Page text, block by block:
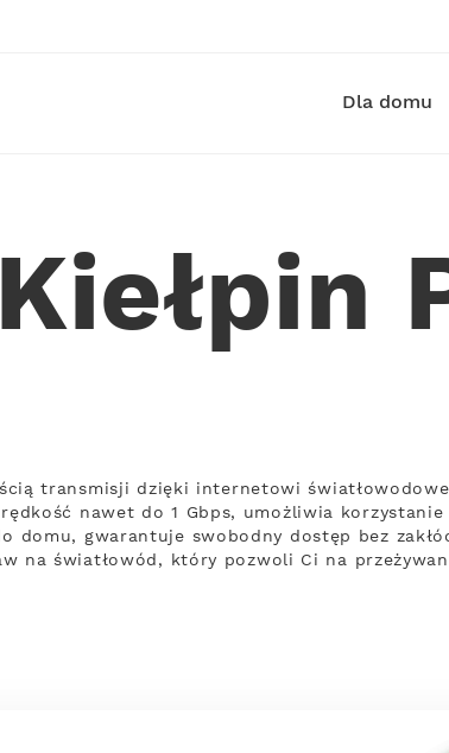
Dla domu
transmisji dzięki internetowi
nawet do 1 Gbps, umożliwia
domu, gwarantuje swobodny dostęp bez
na światłowód, który pozwoli Ci na